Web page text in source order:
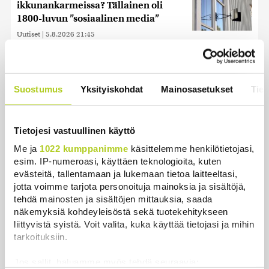
Suostumus Yksityiskohdat Mainosasetukset
Tietojesi vastuullinen käyttö
Me ja 1022 kumppanimme käsittelemme henkilötietojasi,
esim. IP-numeroasi, käyttäen teknologioita, kuten
evästeitä, tallentamaan ja lukemaan tietoa laitteeltasi,
jotta voimme tarjota personoituja mainoksia ja sisältöjä,
tehdä mainosten ja sisältöjen mittauksia, saada
näkemyksiä kohdeyleisöstä sekä tuotekehitykseen
liittyvistä syistä. Voit valita, kuka käyttää tietojasi ja mihin
tarkoituksiin.
ikkunankarmeissa? Tällainen oli
1800-luvun ”sosiaalinen media”
Uutiset | 5.8.2026 21:45
Turussa – kohdistuneet sattumalta
valikoituihin naisiin
Uutiset | 7.8.2026 10:55
Keskustan Siika-aho kertoo, mikä
hänestä on Ylen gallupin todellinen
uutinen – ”Kokoomus maksaa siitä
hintaa”
Uutiset | 6.8.2026 11:56